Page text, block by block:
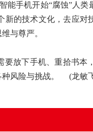
能手机开始“腐蚀”人
的技术文化，去应对
与尊严。
放下手机、重拾书本
种风险与挑战。 (龙敏